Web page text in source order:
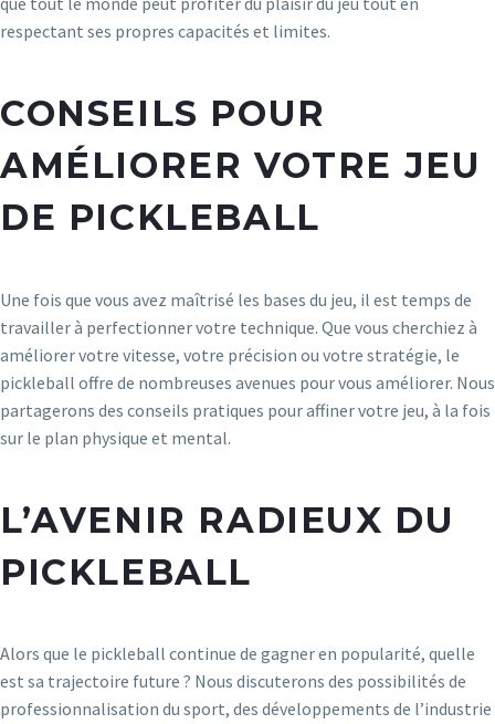
respectant ses propres capacités et limites.
CONSEILS POUR
AMÉLIORER VOTRE JEU
DE PICKLEBALL
Une fois que vous avez maîtrisé les bases du jeu, il est temps de
travailler à perfectionner votre technique. Que vous cherchiez à
améliorer votre vitesse, votre précision ou votre stratégie, le
pickleball offre de nombreuses avenues pour vous améliorer. Nous
partagerons des conseils pratiques pour affiner votre jeu, à la fois
sur le plan physique et mental.
L’AVENIR RADIEUX DU
PICKLEBALL
Alors que le pickleball continue de gagner en popularité, quelle
est sa trajectoire future ? Nous discuterons des possibilités de
professionnalisation du sport, des développements de l’industrie